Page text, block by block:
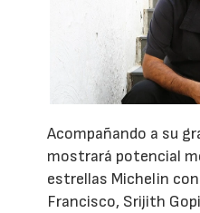
Acompañando a su
mostrará potencial
estrellas Michelin
Francisco, Srijith